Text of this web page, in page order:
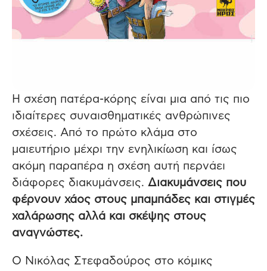
Η σχέση πατέρα-κόρης είναι μια από τις πιο
ιδιαίτερες συναισθηματικές ανθρώπινες
σχέσεις. Από το πρώτο κλάμα στο
μαιευτήριο μέχρι την ενηλικίωση και ίσως
ακόμη παραπέρα η σχέση αυτή περνάει
διάφορες διακυμάνσεις. Διακυμάνσεις που
φέρνουν χάος στους μπαμπάδες και στιγμές
χαλάρωσης αλλά και σκέψης στους
αναγνώστες.
Ο Νικόλας Στεφαδούρος στο κόμικς